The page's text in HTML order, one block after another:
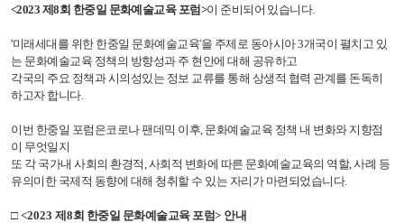
<2023 제8회 한중일 문화예술교육 포럼 >이 준비되어 있습니다.
'미래세대를 위한 한중일 문화예술교육'을 주제로 동아시아 3개국이 펼치고 있
는 문화예술교육 정책의 방향성과 주 현안에 대해 공유하고
각국의 주요 정책과 시의성있는 정보 교류를 통해 상생적 협력 관계를 돈독히
하고자 합니다.
이번 한중일 포럼은코로나 팬데믹 이후, 문화예술교육 정책 내 변화와 지향점
이 무엇일지
또 각 국가내 사회의 환경적, 사회적 변화에 따른 문화예술교육의 역할, 사례 등
유의미한 국제적 동향에 대해 청취할 수 있는 자리가 마련되었습니다.
□ <2023 제 8회 한중일 문화예술교육 포럼> 안내